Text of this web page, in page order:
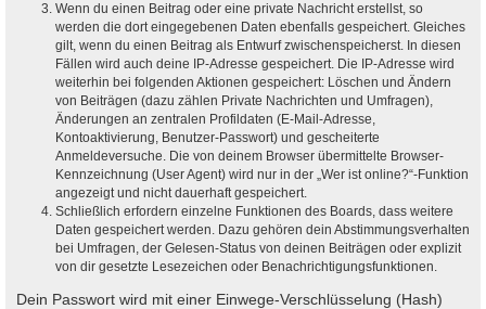
Wenn du einen Beitrag oder eine private Nachricht erstellst, so
werden die dort eingegebenen Daten ebenfalls gespeichert. Gleiches
gilt, wenn du einen Beitrag als Entwurf zwischenspeicherst. In diesen
Fällen wird auch deine IP-Adresse gespeichert. Die IP-Adresse wird
weiterhin bei folgenden Aktionen gespeichert: Löschen und Ändern
von Beiträgen (dazu zählen Private Nachrichten und Umfragen),
Änderungen an zentralen Profildaten (E-Mail-Adresse,
Kontoaktivierung, Benutzer-Passwort) und gescheiterte
Anmeldeversuche. Die von deinem Browser übermittelte Browser-
Kennzeichnung (User Agent) wird nur in der „Wer ist online?“-Funktion
angezeigt und nicht dauerhaft gespeichert.
Schließlich erfordern einzelne Funktionen des Boards, dass weitere
Daten gespeichert werden. Dazu gehören dein Abstimmungsverhalten
bei Umfragen, der Gelesen-Status von deinen Beiträgen oder explizit
von dir gesetzte Lesezeichen oder Benachrichtigungsfunktionen.
Dein Passwort wird mit einer Einwege-Verschlüsselung (Hash)